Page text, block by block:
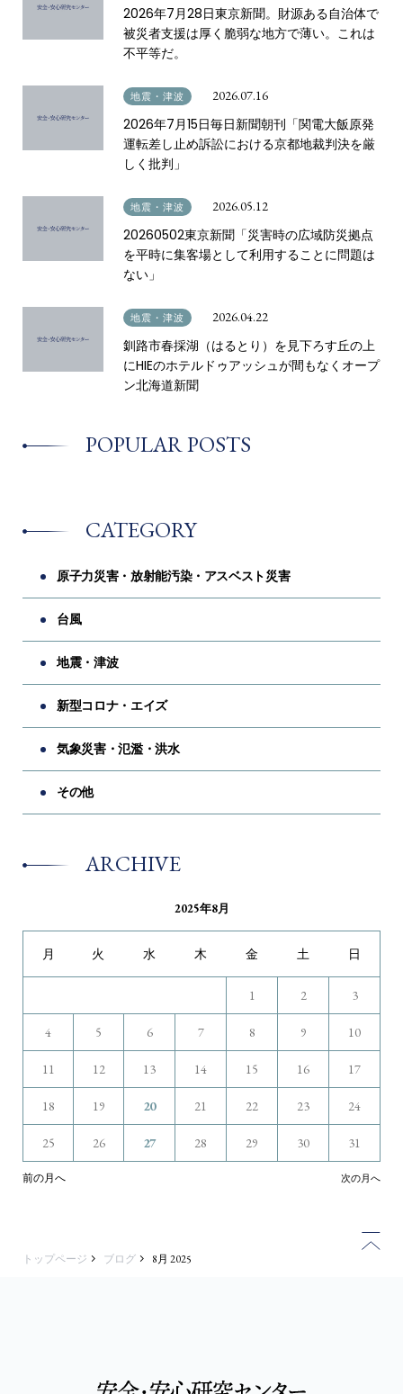
2026年7月28日東京新聞。財源ある自治体で
被災者支援は厚く脆弱な地方で薄い。これは
不平等だ。
地震・津波 2026.07.16
2026年7月15日毎日新聞朝刊「関電大飯原発
運転差し止め訴訟における京都地裁判決を厳
しく批判」
地震・津波 2026.05.12
20260502東京新聞「災害時の広域防災拠点
を平時に集客場として利用することに問題は
ない」
地震・津波 2026.04.22
釧路市春採湖（はるとり）を見下ろす丘の上
にHIEのホテルドゥアッシュが間もなくオープ
ン北海道新聞
POPULAR POSTS
CATEGORY
原子力災害・放射能汚染・アスベスト災害
台風
地震・津波
新型コロナ・エイズ
気象災害・氾濫・洪水
その他
ARCHIVE
2025年8月
月 火 水 木 金 土 日
1 2 3
4 5 6 7 8 9 10
11 12 13 14 15 16 17
18 19 20 21 22 23 24
25 26 27 28 29 30 31
前の月へ 次の月へ
トップページ ブログ 8月 2025